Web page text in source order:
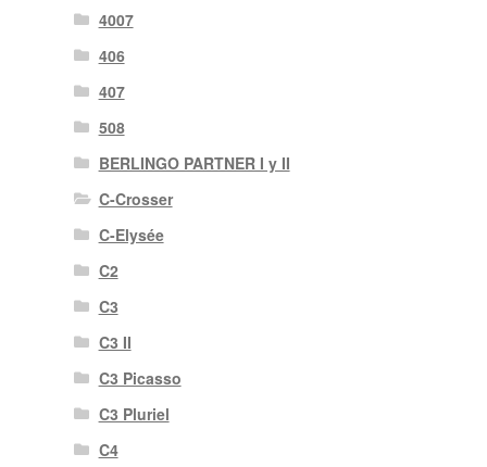
4007
406
407
508
BERLINGO PARTNER I y II
C-Crosser
C-Elysée
C2
C3
C3 II
C3 Picasso
C3 Pluriel
C4